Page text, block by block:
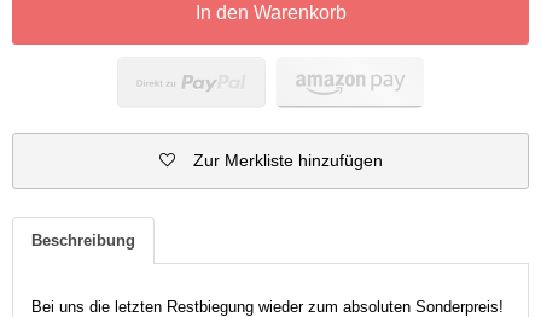
In den Warenkorb
Zur Merkliste hinzufügen
Beschreibung
Bei uns die letzten Restbiegung wieder zum absoluten Sonderpreis!